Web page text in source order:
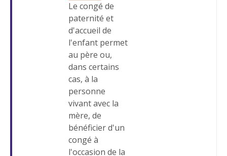
Le congé de
paternité et
d'accueil de
l'enfant permet
au père ou,
dans certains
cas, à la
personne
vivant avec la
mère, de
bénéficier d'un
congé à
l'occasion de la